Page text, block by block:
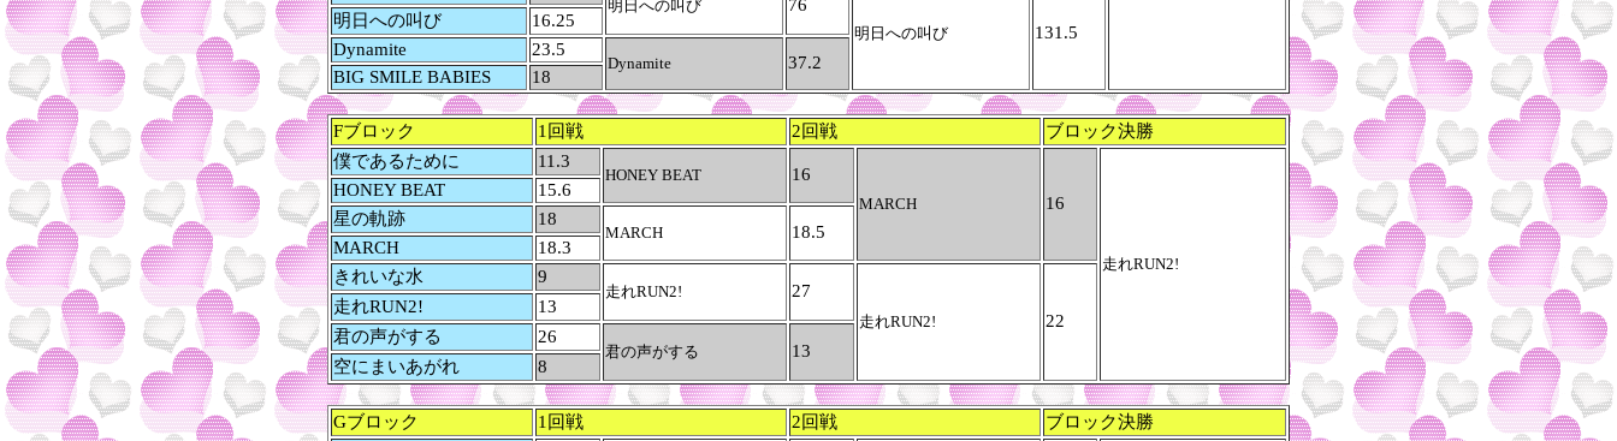
明日への叫び 76
明日への叫び 131.5
明日への叫び
16.25
Dynamite
23.5
Dynamite 37.2
BIG SMILE BABIES 18
Fブロック 1回戦 2回戦
ブロック決勝
僕であるために
11.3
HONEY BEAT 16
MARCH 16
走れRUN2!
HONEY BEAT
15.6
星の軌跡
18
MARCH
18.5
MARCH
18.3
きれいな水
9
走れRUN2! 27
走れRUN2! 22
走れRUN2!
13
君の声がする
26
君の声がする
13
空にまいあがれ
8
Gブロック 1回戦 2回戦
ブロック決勝